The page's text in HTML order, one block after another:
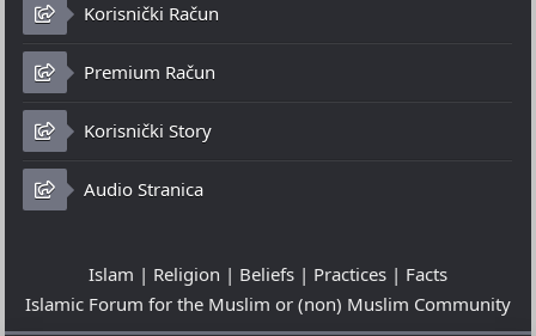
Korisnički Račun
Premium Račun
Korisnički Story
Audio Stranica
Islam | Religion | Beliefs | Practices | Facts
Islamic Forum for the Muslim or (non) Muslim Community